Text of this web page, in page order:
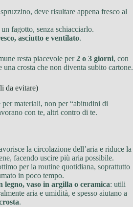
deve risultare appena fresco al
fagotto, senza schiacciarlo.
asciutto e ventilato.
resta piacevole per2 o 3 giorni, con
una crosta che non diventa subito cartone.
da evitare)
materiali, non per “abitudini di
con te, altri contro di te.
la circolazione dell’aria e riduce la
facendo uscire più aria possibile.
per la routine quotidiana, soprattutto
in poco tempo.
legno, vaso in argilla o ceramica: utili
aria e umidità, e spesso aiutano a
.